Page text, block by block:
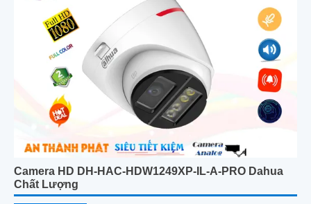
Camera HD DH-HAC-HDW1249XP-IL-A-PRO Dahua
Chất Lượng